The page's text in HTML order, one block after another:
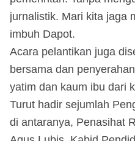
jurnalistik. Mari kita jaga
imbuh Dapot.
Acara pelantikan juga
bersama dan
yatim dan kaum ibu dari
Turut hadir sejumlah
di antaranya, Penasihat